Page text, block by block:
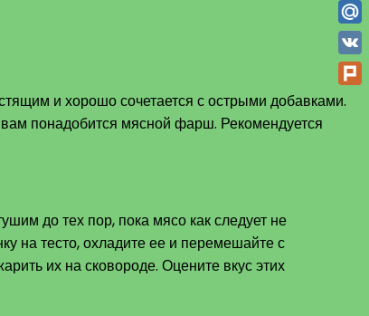
и хорошо сочетается с острыми добавками.
понадобится мясной фарш. Рекомендуется
до тех пор, пока мясо как следует не
на тесто, охладите ее и перемешайте с
их на сковороде. Оцените вкус этих
VK